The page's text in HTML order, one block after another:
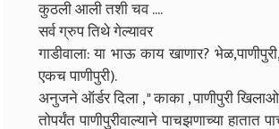
कुठली आली तशी चव ....
सर्व ग्रुप तिथे गेल्यावर
गाडीवाला: या भाऊ काय खाणार?
एकच पाणीपुरी).
अनुजने ऑर्डर दिला , " काका , पाणीपुरी
तोपर्यंत पाणीपुरीवाल्याने पाचझणाच्या